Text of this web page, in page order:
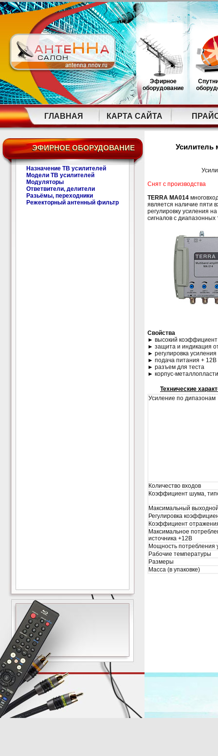
Эфирное
оборудование
ГЛАВНАЯ КАРТА САЙТА
ЭФИРНОЕ ОБОРУДОВАНИЕ
Назначение ТВ усилителей
Модели ТВ усилителей
Модуляторы
Ответвители, делители
Разьёмы, переходники
Режекторный антенный фильтр
Усилитель
Снят с производства
TERRA MA014
является наличие пяти
регулировку усиления
сигналов с
Свойства
► высокий
► защита и индикация
► регулировка
► подача питания + 12В
► разъем для теста
► корпус-
Технические
Усиление по дипазонам
Количество входов
Коэффициент шума,
Максимальный
Регулировка
Коэффициент
Максимальное
источника +12В
Мощность потребления
Рабочие температуры
Размеры
Масса (в упаковке)